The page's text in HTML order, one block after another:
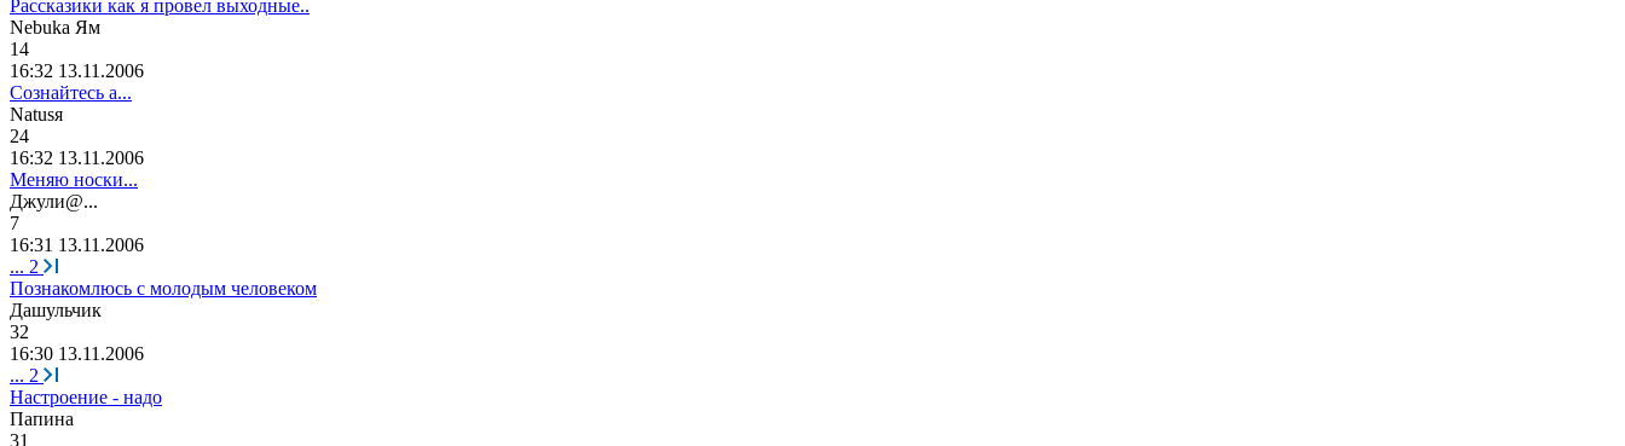
Рассказики как я провел выходные..
Nеbuka Ям
14
16:32 13.11.2006
Сознайтесь а...
Nаtusя
24
16:32 13.11.2006
Меняю носки...
Джули@...
7
16:31 13.11.2006
... 2
Познакомлюсь с молодым человеком
Дашульчик
32
16:30 13.11.2006
... 2
Настроение - надо
Папина
31